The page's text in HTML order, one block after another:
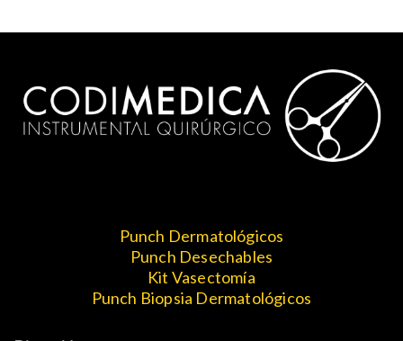
Punch Dermatológicos
Punch Desechables
Kit Vasectomía
Punch Biopsia Dermatológicos